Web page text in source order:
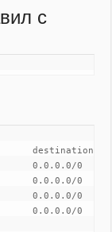
с
destination
0.0.0.0/0
0
0.0.0.0/0
0.0.0.0/0